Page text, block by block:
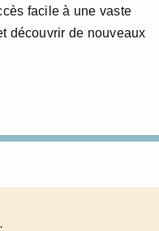
facile à une vaste
découvrir de nouveaux